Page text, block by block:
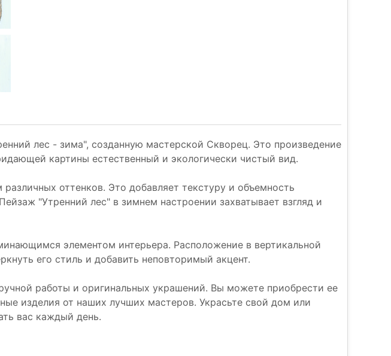
лес - зима", созданную мастерской Скворец. Это произведение
картины естественный и экологически чистый вид.
оттенков. Это добавляет текстуру и объемность
"Утренний лес" в зимнем настроении захватывает взгляд и
элементом интерьера. Расположение в вертикальной
его стиль и добавить неповторимый акцент.
работы и оригинальных украшений. Вы можете приобрести ее
изделия от наших лучших мастеров. Украсьте свой дом или
вас каждый день.